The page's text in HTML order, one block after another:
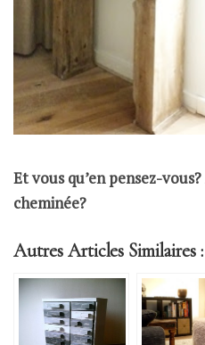
Et vous qu’en pensez-
cheminée?
Autres Articles Similaires :